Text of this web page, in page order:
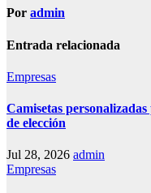
Por admin
Entrada relacionada
Empresas
Camisetas
de elección
Jul 28, 2026 admin
Empresas